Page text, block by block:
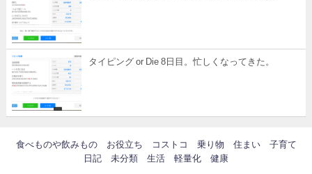
タイピング or Die 8日目。忙しくなってきた。
食べものや飲みもの お役立ち コストコ 乗り物 住まい
子育て
日記
未分類 生活 軽量化 健康